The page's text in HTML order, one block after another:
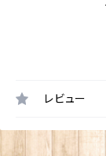
レビュー